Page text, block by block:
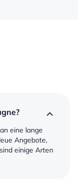
eine lange
Angebote,
einige Arten